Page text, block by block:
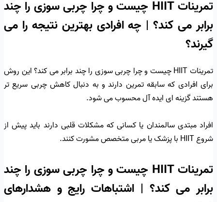
تمرینات HIIT چیست و چرا چربی سوزی را چند
برابر می کند؟ | چه افرادی بهترین نتیجه را می
گیرند؟
تمرینات HIIT چیست و چرا چربی سوزی را چند برابر می کند؟ این روش
برای افرادی که سابقه تمرین دارند و به دنبال کاهش چربی سریع تر
هستند گزینه ای ایده آل محسوب می شود.
افراد مبتدی سالمندان یا کسانی که مشکلات قلبی دارند باید پیش از
شروع HIIT با پزشک یا مربی متخصص مشورت کنند.
تمرینات HIIT چیست و چرا چربی سوزی را چند
برابر می کند؟ | اشتباهات رایج و هشدارهای